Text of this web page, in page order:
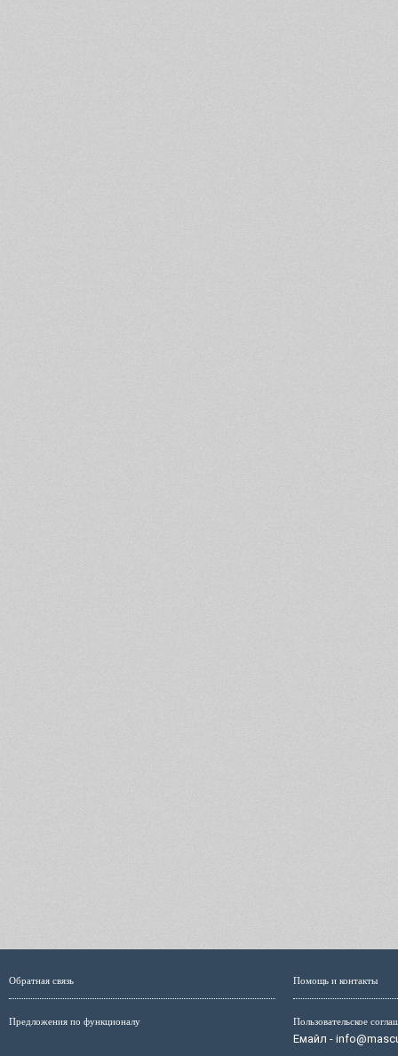
Обратная связь
Предложения по функционалу
Помощь и контакты
Пользовательское
Емайл -